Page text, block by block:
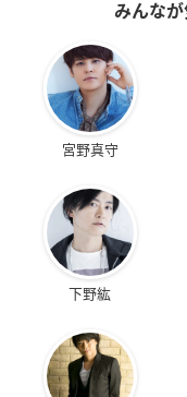
みんな
宮野真守
下野紘